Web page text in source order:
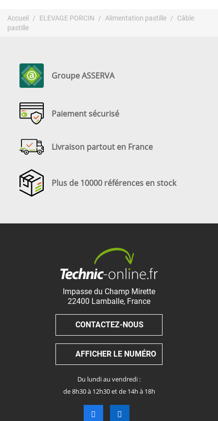
Accueil ELEVAGE PORCIN Alimentation pastille
Câble
pastille
Groupe ASSERVA
Paiement sécurisé
Livraison partout en France
Plus de 10000 références en stock
Impasse du Champ Mirette
22400 Lamballe, France
CONTACTEZ-NOUS
AFFICHER LE NUMÉRO
Du lundi au vendredi :
de 8h30 à 12h30 et de 14h à 18h